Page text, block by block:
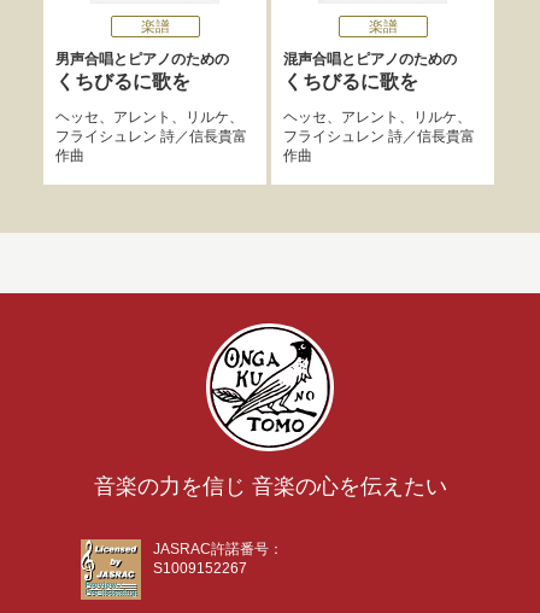
楽譜
男声合唱とピアノのための
くちびるに歌を
ヘッセ、 アレント 、 リルケ、
フライシュレン 詩／信長貴富
作曲
楽譜
混声合唱とピアノのための
くちびるに歌を
ヘッセ、 アレント 、 リルケ、
フライシュレン 詩／信長貴富
作曲
音楽の力を信じ 音楽の心を伝えたい
JASRAC許諾番号：
S1009152267